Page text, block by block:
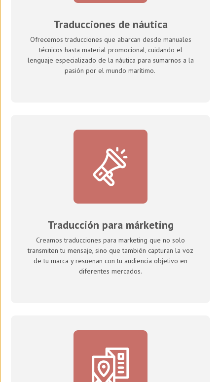
Traducciones de náutica
Ofrecemos traducciones que abarcan desde manuales
técnicos hasta material promocional, cuidando el
lenguaje especializado de la náutica para sumarnos a la
pasión por el mundo marítimo.
Traducción para márketing
Creamos traducciones para marketing que no solo
transmiten tu mensaje, sino que también capturan la voz
de tu marca y resuenan con tu audiencia objetivo en
diferentes mercados.